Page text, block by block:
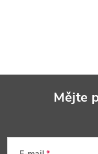
Mějte